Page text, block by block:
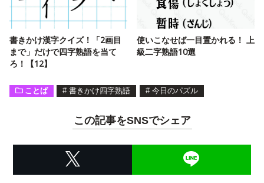
書きかけ漢字クイズ！「2画目
まで」だけで四字熟語を当て
ろ！【12】
使いこなせば一目置かれる！ 上
級二字熟語10選
ことば # 書きかけ四字熟語 # 今日のパズル
この記事をSNSでシェア